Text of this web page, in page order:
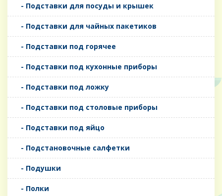
- Подставки для посуды и крышек
- Подставки для чайных пакетиков
- Подставки под горячее
- Подставки под кухонные приборы
- Подставки под ложку
- Подставки под столовые приборы
- Подставки под яйцо
- Подстановочные салфетки
- Подушки
- Полки